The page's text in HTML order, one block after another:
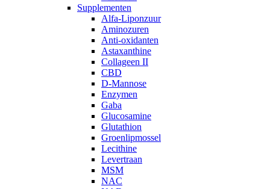
Supplementen
Alfa-Liponzuur
Aminozuren
Anti-oxidanten
Astaxanthine
Collageen II
CBD
D-Mannose
Enzymen
Gaba
Glucosamine
Glutathion
Groenlipmossel
Lecithine
Levertraan
MSM
NAC